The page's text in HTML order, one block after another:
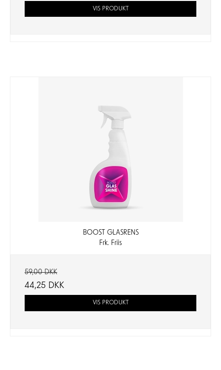
VIS PRODUKT
BOOST GLASRENS
Frk. Friis
59,00 DKK
44,25 DKK
VIS PRODUKT